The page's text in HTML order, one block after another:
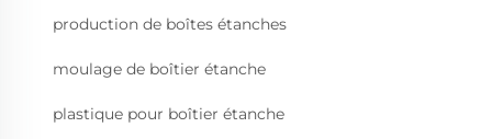
production de boîtes étanches
moulage de boîtier étanche
plastique pour boîtier étanche